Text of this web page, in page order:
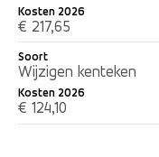
Kosten 2026
€ 217,65
Soort
Wijzigen kenteken
Kosten 2026
€ 124,10